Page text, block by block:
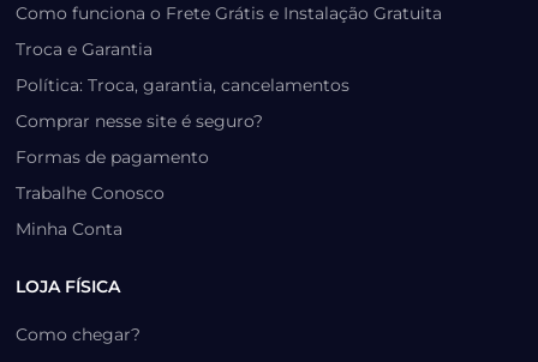
Como funciona o Frete Grátis e Instalação Gratuita
Troca e Garantia
Política: Troca, garantia, cancelamentos
Comprar nesse site é seguro?
Formas de pagamento
Trabalhe Conosco
Minha Conta
LOJA FÍSICA
Como chegar?